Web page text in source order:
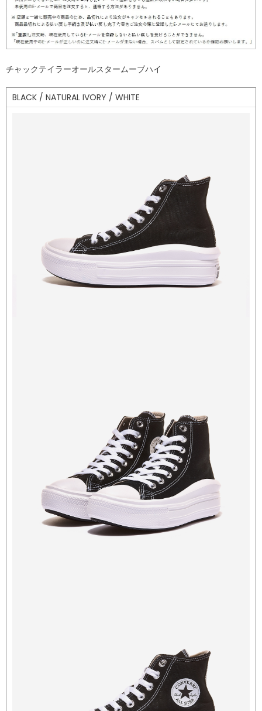
チャックテイラーオールスタームーブハイ
BLACK / NATURAL IVORY / WHITE